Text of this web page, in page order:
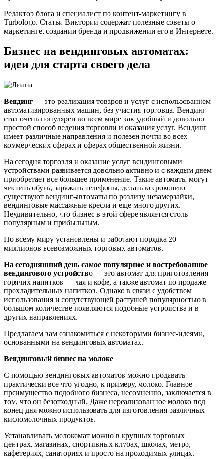
Редактор блога и специалист по контент-маркетингу в
Turbologo. Статьи Виктории содержат полезные советы о
маркетинге, создании бренда и продвижении его в Интернете.
Бизнес на вендинговых автоматах:
идеи для старта своего дела
Вендинг — это реализация товаров и услуг с использованием
автоматизированных машин, без участия торговца. Вендинг
стал очень популярен во всем мире как удобный и довольно
простой способ ведения торговли и оказания услуг. Вендинг
имеет различные направления и полезен почти во всех
коммерческих сферах и сферах общественной жизни.
На сегодня торговля и оказание услуг вендинговыми
устройствами развивается довольно активно и с каждым днем
приобретает все большее применение. Такие автоматы могут
чистить обувь, заряжать телефоны, делать ксерокопию,
существуют вендинг-автоматы по розливу незамерзайки,
вендинговые массажные кресла и еще много других.
Неудивительно, что бизнес в этой сфере является столь
популярным и прибыльным.
По всему миру установлены и работают порядка 20
миллионов всевозможных торговых автоматов.
На сегодняшний день самое популярное и востребованное
вендингового устройство — это автомат для приготовления
горячих напитков — чая и кофе, а также автомат по продаже
прохладительных напитков. Однако в связи с удобством
использования и сопутствующей растущей популярностью в
большом количестве появляются подобные устройства и в
других направлениях.
Предлагаем вам ознакомиться с некоторыми бизнес-идеями,
основанными на вендинговых автоматах.
Вендинговый бизнес на молоке
С помощью вендинговых автоматов можно продавать
практически все что угодно, к примеру, молоко. Главное
преимущество подобного бизнеса, несомненно, заключается в
том, что он безотходный. Даже нереализованное молоко под
конец дня можно использовать для изготовления различных
кисломолочных продуктов.
Устанавливать молокомат можно в крупных торговых
центрах, магазинах, спортивных клубах, школах, метро,
кафетериях, санаториях и просто на проходимых улицах.